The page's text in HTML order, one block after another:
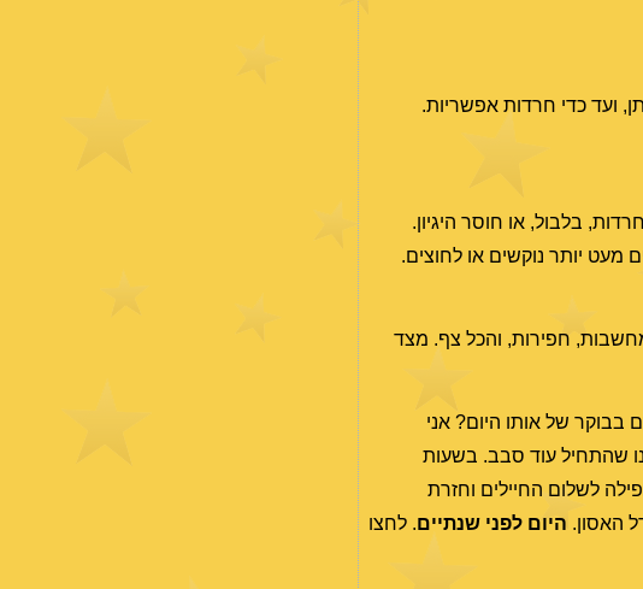
ועד כדי חרדות אפשריות.
בלבול, או חוסר היגיון.
מעט יותר נוקשים או לחוצים.
חפירות, והכל צף. מצד
של אותו היום? אני
שהתחיל עוד סבב. בשעות
לשלום החיילים וחזרת
האסון. היום לפני שנתיים. לחצו